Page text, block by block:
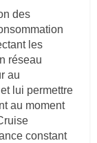
des
les
réseau
au
lui permettre
au moment
constant